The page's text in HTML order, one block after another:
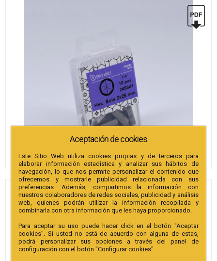
PUNTAS BIANDITZ
HEXAGONAL BOLA 5 X 25MM
Referencia:248845
Colección
Punta Hex. Bola 25mm 1/4" Extra.
Aceptación de cookies
Este Sitio Web utiliza cookies propias y de terceros para
elaborar información estadística y analizar sus hábitos de
navegación, lo que nos permite personalizar el contenido que
ofrecemos y mostrarle publicidad relacionada con sus
preferencias. Además, compartimos la información con
nuestros colaboradores de redes sociales, publicidad y análisis
web, quienes podrán utilizar la información recopilada y
combinarla con otra información que les haya proporcionado.
Para aceptar su uso puede hacer click en el botón "Aceptar
cookies". Si usted no está de acuerdo con alguna de estas,
podrá personalizar sus opciones a través del panel de
configuración con el botón "Configurar cookies".